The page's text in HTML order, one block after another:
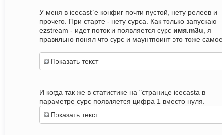
У меня в icecast`е конфиг почти пустой, нету релеев и
прочего. При старте - нету сурса. Как только запускаю
ezstream - идет поток и появляется сурс имя.m3u , я
правильно понял что сурс и маунтпоинт это тоже
Показать текст
И когда так же в статистике на "странице icecasta в
параметре сурс появляется цифра 1 вместо нуля.
Показать текст